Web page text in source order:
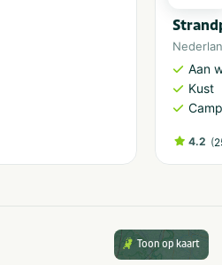
Aan
Kust
4.2 (
Toon op kaart